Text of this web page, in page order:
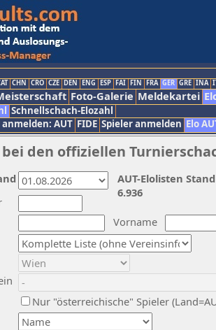
CHN CRO CZE DEN ENG ESP FAI FIN FRA GER GRE INA
Foto-Galerie Meldekartei
Schnellschach-Elozahl
AUT FIDE Spieler anmelden Elo
den offiziellen
Vorname
Nur "österreichische" Spieler
AUT-Elolisten
6.936